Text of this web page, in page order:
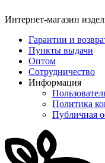
Интернет-магазин
Гарантии и
Пункты выдачи
Оптом
Сотрудничество
Информация
Политика
Публичная